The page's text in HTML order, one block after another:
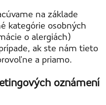
na základe
kategórie osobných
o alergiách)
ak ste nám tieto
a priamo.
oznámení